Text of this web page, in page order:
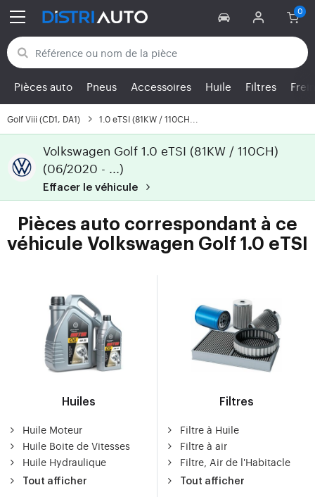
Retour aux catégories
Pièces auto Pneus Accessoires Huile Filtres
Golf Viii (CD1, DA1) 1.0 eTSI (81KW / 110CH...
Volkswagen Golf 1.0 eTSI (81KW / 110CH)
(06/2020 - ...)
Effacer le véhicule
Pièces auto correspondant à ce
véhicule Volkswagen Golf 1.0 eTSI
Huiles
Huile Moteur
Huile Boite de Vitesses
Huile Hydraulique
Tout afficher
Filtres
Filtre à Huile
Filtre à air
Filtre, Air de l'Habitacle
Tout afficher